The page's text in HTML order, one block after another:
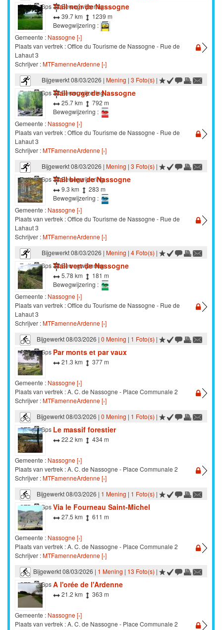
Trail
Gps Bewegwijzering
Trail noir de Nassogne
39.7 km
1239 m
Bewegwijzering :
Gemeente : Nassogne [›]
Plaats van vertrek : Office du Tourisme de Nassogne - Rue de
Lahaut 3
Schrijver :MTFamenneArdenne [›]
Bijgewerkt 08/03/2026 | Mening | 3 Foto(s) |
Trail
Gps Bewegwijzering
Trail rouge de Nassogne
25.7 km
792 m
Bewegwijzering :
Gemeente : Nassogne [›]
Plaats van vertrek : Office du Tourisme de Nassogne - Rue de
Lahaut 3
Schrijver :MTFamenneArdenne [›]
Bijgewerkt 08/03/2026 | Mening | 3 Foto(s) |
Trail
Gps Bewegwijzering
Trail bleu de Nassogne
9.3 km
283 m
Bewegwijzering :
Gemeente : Nassogne [›]
Plaats van vertrek : Office du Tourisme de Nassogne - Rue de
Lahaut 3
Schrijver :MTFamenneArdenne [›]
Bijgewerkt 08/03/2026 | Mening | 4 Foto(s) |
Trail
Gps Bewegwijzering
Trail vert de Nassogne
5.78 km
181 m
Bewegwijzering :
Gemeente : Nassogne [›]
Plaats van vertrek : Office du Tourisme de Nassogne - Rue de
Lahaut 3
Schrijver :MTFamenneArdenne [›]
Bijgewerkt 08/03/2026 | 0 Mening | 1 Foto(s) |
STB
Gps Par monts et par vaux
21.3 km 377 m
Gemeente : Nassogne [›]
Plaats van vertrek : A. C. de Nassogne - Place Communale 2
Schrijver :MTFamenneArdenne [›]
Bijgewerkt 08/03/2026 | 0 Mening | 1 Foto(s) |
STB
Gps Le massif forestier
22.2 km 434 m
Gemeente : Nassogne [›]
Plaats van vertrek : A. C. de Nassogne - Place Communale 2
Schrijver :MTFamenneArdenne [›]
Bijgewerkt 08/03/2026 | 1 Mening | 1 Foto(s) |
STB
GpsVia le Fourneau Saint-Michel
27.5 km 611 m
Gemeente : Nassogne [›]
Plaats van vertrek : A. C. de Nassogne - Place Communale 2
Schrijver :MTFamenneArdenne [›]
Bijgewerkt 08/03/2026 | 1 Mening | 13 Foto(s) |
STB
GpsA l'orée de l'Ardenne
21.2 km 363 m
Gemeente : Nassogne [›]
Plaats van vertrek : A. C. de Nassogne - Place Communale 2